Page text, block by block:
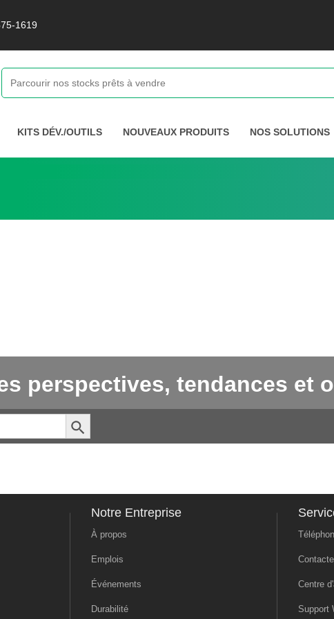
1619
KITS DÉV./OUTILS NOUVEAUX PRODUITS NOS SOLUTIONS
perspectives, tendances et
Search Button
Notre Entreprise
À propos
Emplois
Événements
Durabilité
Centre
Support